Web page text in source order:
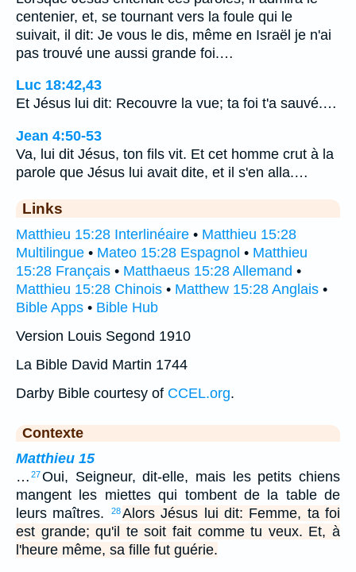
centenier, et, se tournant vers la foule qui le
suivait, il dit: Je vous le dis, même en Israël je n'ai
pas trouvé une aussi grande foi.…
Luc 18:42,43
Et Jésus lui dit: Recouvre la vue; ta foi t'a sauvé.…
Jean 4:50-53
Va, lui dit Jésus, ton fils vit. Et cet homme crut à la
parole que Jésus lui avait dite, et il s'en alla.…
Links
Matthieu 15:28 Interlinéaire • Matthieu 15:28
Multilingue • Mateo 15:28 Espagnol • Matthieu
15:28 Français • Matthaeus 15:28 Allemand •
Matthieu 15:28 Chinois • Matthew 15:28 Anglais •
Bible Apps • Bible Hub
Version Louis Segond 1910
La Bible David Martin 1744
Darby Bible courtesy of CCEL.org.
Contexte
Matthieu 15
… 27Oui, Seigneur, dit-elle, mais les petits chiens
mangent les miettes qui tombent de la table de
leurs maîtres.
28Alors Jésus lui dit: Femme, ta foi
est grande; qu'il te soit fait comme tu veux. Et, à
l'heure même, sa fille fut guérie.